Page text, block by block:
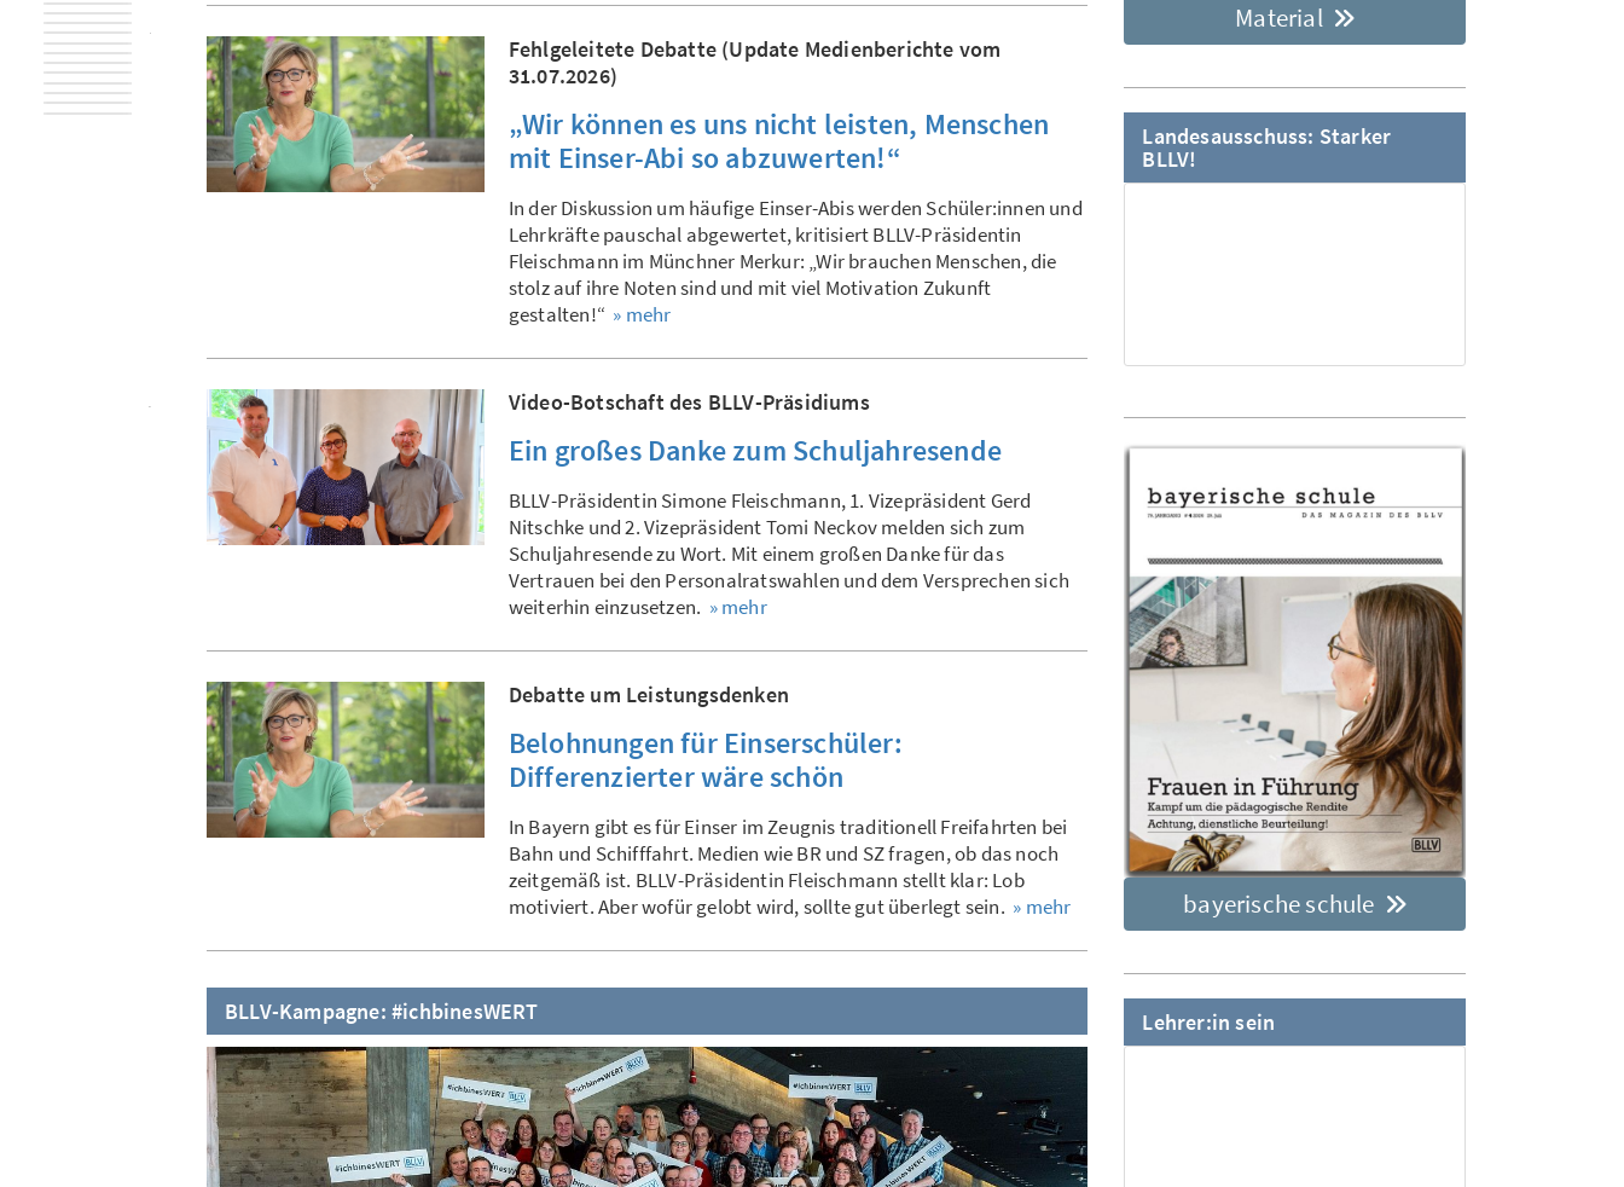
Fehlgeleitete Debatte (Update Medienberichte vom
31.07.2026)
„Wir können es uns nicht leisten, Menschen
mit Einser-Abi so abzuwerten!“
In der Diskussion um häufige Einser-Abis werden Schüler:innen und
Lehrkräfte pauschal abgewertet, kritisiert BLLV-Präsidentin
Fleischmann im Münchner Merkur: „Wir brauchen Menschen, die
stolz auf ihre Noten sind und mit viel Motivation Zukunft
gestalten!“ » mehr
Video-Botschaft des BLLV-Präsidiums
Ein großes Danke zum Schuljahresende
BLLV-Präsidentin Simone Fleischmann, 1. Vizepräsident Gerd
Nitschke und 2. Vizepräsident Tomi Neckov melden sich zum
Schuljahresende zu Wort. Mit einem großen Danke für das
Vertrauen bei den Personalratswahlen und dem Versprechen sich
weiterhin einzusetzen. » mehr
Debatte um Leistungsdenken
Belohnungen für Einserschüler:
Differenzierter wäre schön
In Bayern gibt es für Einser im Zeugnis traditionell Freifahrten bei
Bahn und Schifffahrt. Medien wie BR und SZ fragen, ob das noch
zeitgemäß ist. BLLV-Präsidentin Fleischmann stellt klar: Lob
motiviert. Aber wofür gelobt wird, sollte gut überlegt sein. » mehr
BLLV-Kampagne: #ichbinesWERT
Material
Landesausschuss: Starker
BLLV!
bayerische schule
Lehrer:in sein